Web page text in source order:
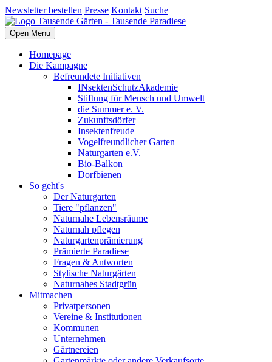
Newsletter bestellen Presse Kontakt Suche
Open Menu
Homepage
Die Kampagne
Befreundete Initiativen
INsektenSchutzAkademie
Stiftung für Mensch und Umwelt
die Summer e. V.
Zukunftsdörfer
Insektenfreude
Vogelfreundlicher Garten
Naturgarten e.V.
Bio-Balkon
Dorfbienen
So geht's
Der Naturgarten
Tiere "pflanzen"
Naturnahe Lebensräume
Naturnah pflegen
Naturgartenprämierung
Prämierte Paradiese
Fragen & Antworten
Stylische Naturgärten
Naturnahes Stadtgrün
Mitmachen
Privatpersonen
Vereine & Institutionen
Kommunen
Unternehmen
Gärtnereien